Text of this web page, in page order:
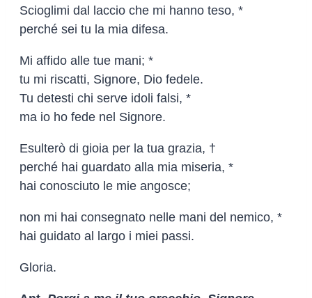
Scioglimi dal laccio che mi hanno teso, *
perché sei tu la mia difesa.
Mi affido alle tue mani; *
tu mi riscatti, Signore, Dio fedele.
Tu detesti chi serve idoli falsi, *
ma io ho fede nel Signore.
Esulterò di gioia per la tua grazia, †
perché hai guardato alla mia miseria, *
hai conosciuto le mie angosce;
non mi hai consegnato nelle mani del nemico, *
hai guidato al largo i miei passi.
Gloria.